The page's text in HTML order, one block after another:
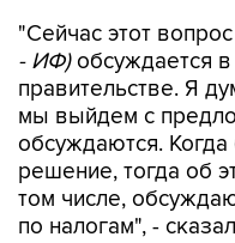
"Сейчас этот вопрос
- ИФ)обсуждается
правительстве. Я
мы выйдем с
обсуждаются.
решение, тогда об
том числе,
по налогам", -